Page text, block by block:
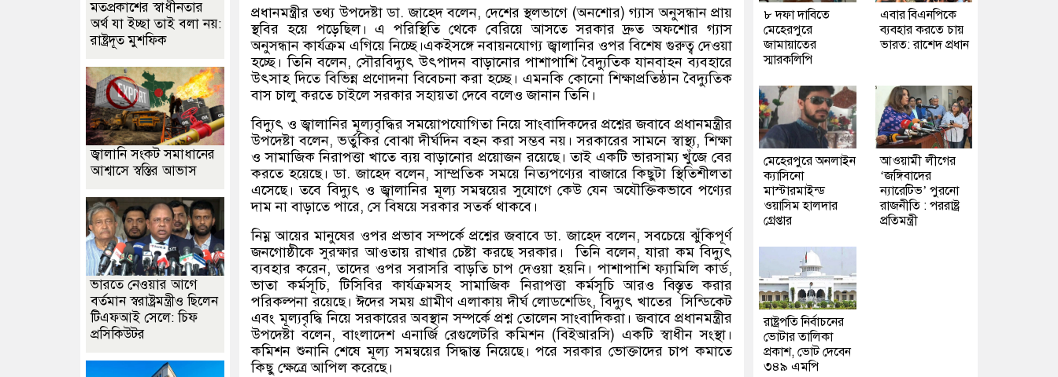
প্রধানমন্ত্রীর তথ্য উপদেষ্টা ডা.জাহেদ বলেন, দেশের স্থলভাগে (অনশোর)গ্যাস অনুসন্ধান প্রায়
স্থবির হয়ে পড়েছিল। এ পরিস্থিতি থেকে বেরিয়ে আসতে সরকার দ্রুত অফশোর গ্যাস
অনুসন্ধান কার্যক্রম এগিয়ে নিচ্ছে।একইসঙ্গে নবায়নযোগ্য জ্বালানির ওপর বিশেষ গুরুত্ব দেওয়া
হচ্ছে। তিনি বলেন, সৌরবিদ্যুৎ উৎপাদন বাড়ানোর পাশাপাশি বৈদ্যুতিক যানবাহন ব্যবহারে
উৎসাহ দিতে বিভিন্ন প্রণোদনা বিবেচনা করা হচ্ছে। এমনকি কোনো শিক্ষাপ্রতিষ্ঠান বৈদ্যুতিক
বাস চালু করতে চাইলে সরকার সহায়তা দেবে বলেও জানান তিনি।
বিদ্যুৎ ও জ্বালানির মূল্যবৃদ্ধির সময়োপযোগিতা নিয়ে সাংবাদিকদের প্রশ্নের জবাবে প্রধানমন্ত্রীর
উপদেষ্টা বলেন,ভর্তুকির বোঝা দীর্ঘদিন বহন করা সম্ভব নয়। সরকারের সামনে স্বাস্থ্য,শিক্ষা
ও সামাজিক নিরাপত্তা খাতে ব্যয় বাড়ানোর প্রয়োজন রয়েছে। তাই একটি ভারসাম্য খুঁজে বের
করতে হয়েছে। ডা.জাহেদ বলেন,সাম্প্রতিক সময়ে নিত্যপণ্যের বাজারে কিছুটা স্থিতিশীলতা
এসেছে। তবে বিদ্যুৎ ও জ্বালানির মূল্য সমন্বয়ের সুযোগে কেউ যেন অযৌক্তিকভাবে পণ্যের
দাম না বাড়াতে পারে, সে বিষয়ে সরকার সতর্ক থাকবে।
নিম্ন আয়ের মানুষের ওপর প্রভাব সম্পর্কে প্রশ্নের জবাবে ডা.জাহেদ বলেন,সবচেয়ে ঝুঁকিপূর্ণ
জনগোষ্ঠীকে সুরক্ষার আওতায় রাখার চেষ্টা করছে সরকার।
তিনি বলেন,যারা কম বিদ্যুৎ
ব্যবহার করেন,তাদের ওপর সরাসরি বাড়তি চাপ দেওয়া হয়নি। পাশাপাশি ফ্যামিলি কার্ড,
ভাতা কর্মসূচি,টিসিবির কার্যক্রমসহ সামাজিক নিরাপত্তা কর্মসূচি আরও বিস্তৃত করার
পরিকল্পনা রয়েছে। ঈদের সময় গ্রামীণ এলাকায় দীর্ঘ লোডশেডিং,বিদ্যুৎ খাতের সিন্ডিকেট
এবং মূল্যবৃদ্ধি নিয়ে সরকারের অবস্থান সম্পর্কে প্রশ্ন তোলেন সাংবাদিকরা। জবাবে প্রধানমন্ত্রীর
উপদেষ্টা বলেন,বাংলাদেশ এনার্জি রেগুলেটরি কমিশন (বিইআরসি)একটি স্বাধীন সংস্থা।
কমিশন শুনানি শেষে মূল্য সমন্বয়ের সিদ্ধান্ত নিয়েছে। পরে সরকার ভোক্তাদের চাপ কমাতে
কিছু ক্ষেত্রে আপিল করেছে।
মতপ্রকাশের স্বাধীনতার
অর্থ যা ইচ্ছা তাই বলা নয়:
রাষ্ট্রদূত মুশফিক
জ্বালানি সংকট সমাধানের
আশ্বাসে স্বস্তির আভাস
ভারতে নেওয়ার আগে
বর্তমান স্বরাষ্ট্রমন্ত্রীও ছিলেন
টিএফআই সেলে: চিফ
প্রসিকিউটর
৮ দফা দাবিতে
মেহেরপুরে
জামায়াতের
স্মারকলিপি
এবার বিএনপিকে
ব্যবহার করতে চায়
ভারত: রাশেদ প্রধান
মেহেরপুরে অনলাইন
ক্যাসিনো
মাস্টারমাইন্ড
ওয়াসিম হালদার
গ্রেপ্তার
আওয়ামী লীগের
‘জঙ্গিবাদের
ন্যারেটিভ’ পুরনো
রাজনীতি : পররাষ্ট্র
প্রতিমন্ত্রী
রাষ্ট্রপতি নির্বাচনের
ভোটার তালিকা
প্রকাশ, ভোট দেবেন
৩৪৯ এমপি